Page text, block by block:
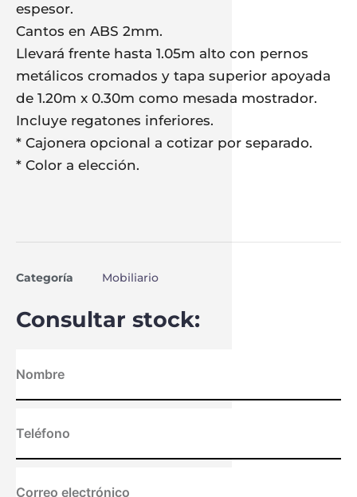
espesor.
Cantos en ABS 2mm.
Llevará frente hasta 1.05m alto con pernos
metálicos cromados y tapa superior apoyada
de 1.20m x 0.30m como mesada mostrador.
Incluye regatones inferiores.
* Cajonera opcional a cotizar por separado.
* Color a elección.
Categoría Mobiliario
Consultar stock: